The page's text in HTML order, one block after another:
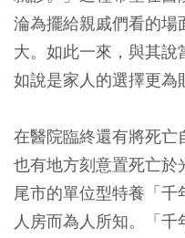
淪為擺給親戚們看的
大。如此一來，與其
如說是家人的選擇更為
在醫院臨終還有將死亡
也有地方刻意置死亡
尾市的單位型特養「
人房而為人所知。「